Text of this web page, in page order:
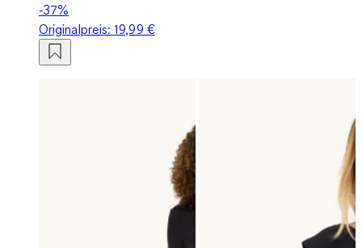
-37%
Originalpreis:19,99 €